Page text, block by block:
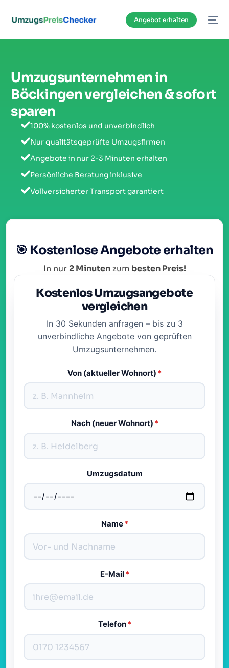
Angebot erhalten
Umzugsunternehmen in
Böckingen vergleichen & sofort
sparen
100% kostenlos und unverbindlich
Nur qualitätsgeprüfte Umzugsfirmen
Angebote in nur 2-3 Minuten erhalten
Persönliche Beratung inklusive
Vollversicherter Transport garantiert
🎯 Kostenlose Angebote erhalten
In nur2 Minutenzum besten Preis!
Kostenlos Umzugsangebote
vergleichen
In 30 Sekunden anfragen – bis zu 3
unverbindliche Angebote von geprüften
Umzugsunternehmen.
Von (aktueller Wohnort) *
Nach (neuer Wohnort) *
Umzugsdatum
Name*
E-Mail*
Telefon*